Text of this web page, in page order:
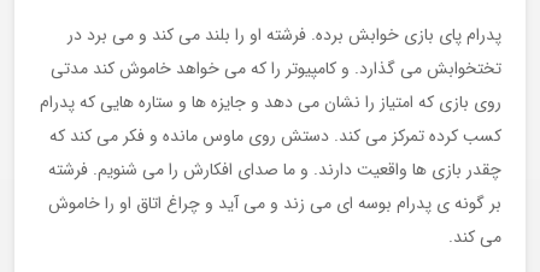
پدرام پای بازی خوابش برده. فرشته او را بلند می کند و می برد در
تختخوابش می گذارد. و کامپیوتر را که می خواهد خاموش کند مدتی
روی بازی که امتیاز را نشان می دهد و جایزه ها و ستاره هایی که پدرام
کسب کرده تمرکز می کند. دستش روی ماوس مانده و فکر می کند که
چقدر بازی ها واقعیت دارند. و ما صدای افکارش را می شنویم. فرشته
بر گونه ی پدرام بوسه ای می زند و می آید و چراغ اتاق او را خاموش
می کند.